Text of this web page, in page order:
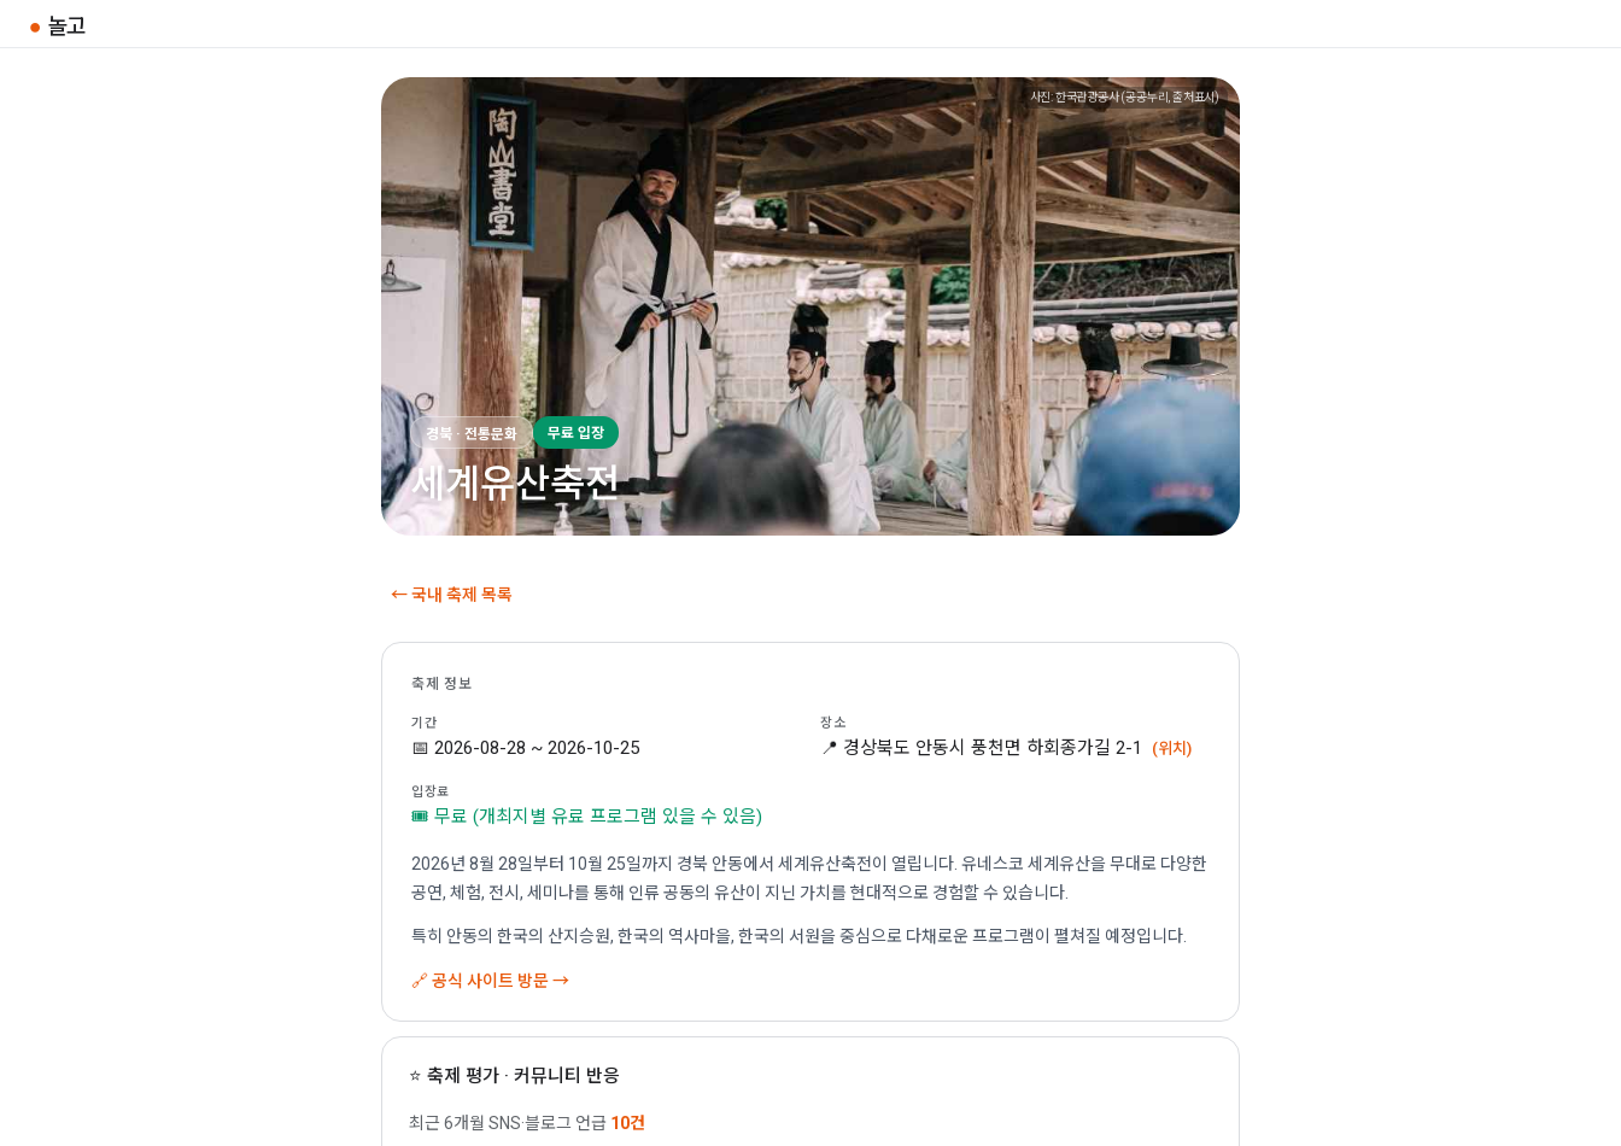
● 놀고
사진: 한국관광공사 (공공누리, 출처표시)
경북 · 전통문화 무료 입장
세계유산축전
← 국내 축제 목록
축제 정보
기간
📅 2026-08-28 ~ 2026-10-25
장소
📍 경상북도 안동시 풍천면 하회종가길 2-1 (위치)
입장료
🎟 무료 (개최지별 유료 프로그램 있을 수 있음)
2026년 8월 28일부터 10월 25일까지 경북 안동에서 세계유산축전이 열립니다. 유네스코 세계유산을 무대로 다양한
공연, 체험, 전시, 세미나를 통해 인류 공동의 유산이 지닌 가치를 현대적으로 경험할 수 있습니다.
특히 안동의 한국의 산지승원, 한국의 역사마을, 한국의 서원을 중심으로 다채로운 프로그램이 펼쳐질 예정입니다.
🔗 공식 사이트 방문 →
⭐ 축제 평가 · 커뮤니티 반응
최근 6개월 SNS·블로그 언급 10건